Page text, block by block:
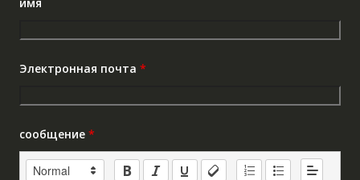
Электронная почта *
сообщение *